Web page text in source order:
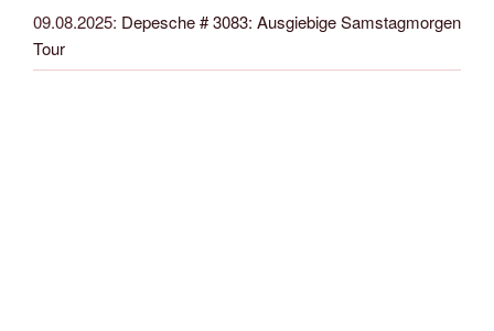
09.08.2025: Depesche # 3083: Ausgiebige Samstagmorgen
Tour